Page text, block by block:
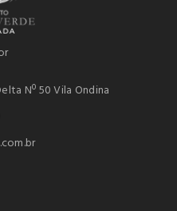
Nº 50 Vila Ondina